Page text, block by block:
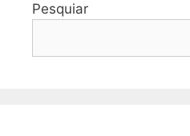
Pesquiar